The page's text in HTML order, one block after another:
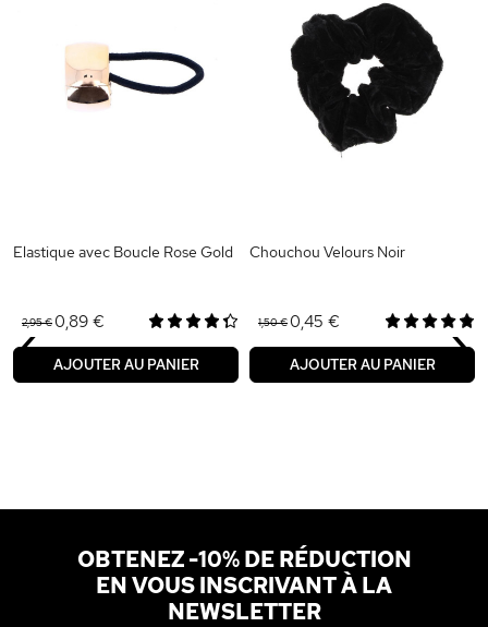
Elastique avec Boucle Rose Gold
2,95 €0,89 €
AJOUTER AU PANIER
Chouchou Velours Noir
1,50 €0,45 €
AJOUTER AU PANIER
‹ ›
OBTENEZ -10% DE RÉDUCTION
EN VOUS INSCRIVANT À LA
NEWSLETTER